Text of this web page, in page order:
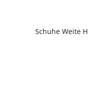
Schuhe Weite H